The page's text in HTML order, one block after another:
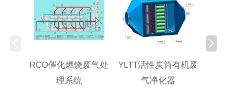
RCO催化燃烧废气处
理系统
YLTT活性炭筒有机废
气净化器